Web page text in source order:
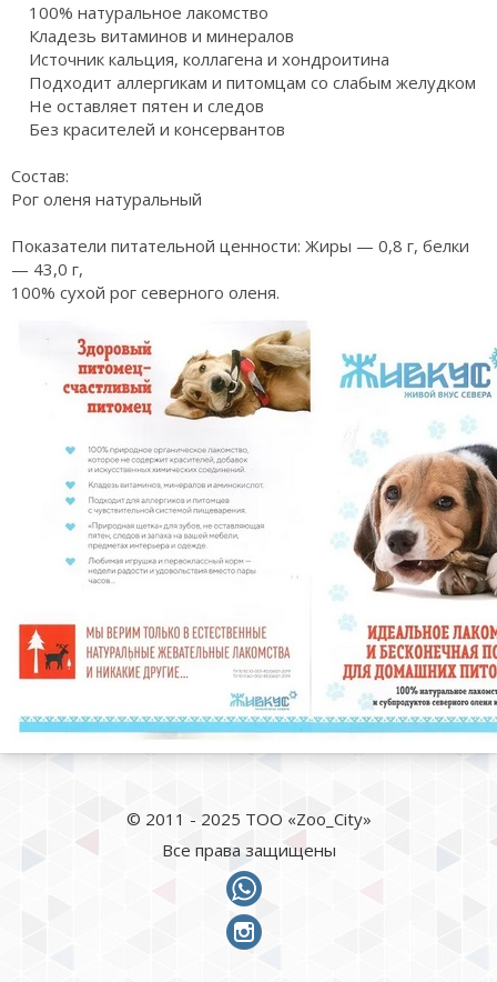
100% натуральное лакомство
Кладезь витаминов и минералов
Источник кальция, коллагена и хондроитина
Подходит аллергикам и питомцам со слабым желудком
Не оставляет пятен и следов
Без красителей и консервантов
Состав:
Рог оленя натуральный
Показатели питательной ценности: Жиры — 0,8 г, белки
— 43,0 г,
100% сухой рог северного оленя.
© 2011 - 2025 ТОО «Zoo_City»
Все права защищены